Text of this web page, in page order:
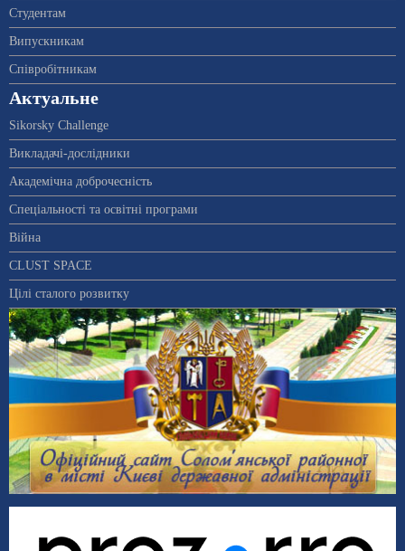
Студентам
Випускникам
Співробітникам
Актуальне
Sikorsky Challenge
Викладачі-дослідники
Академічна доброчесність
Спеціальності та освітні програми
Війна
CLUST SPACE
Цілі сталого розвитку